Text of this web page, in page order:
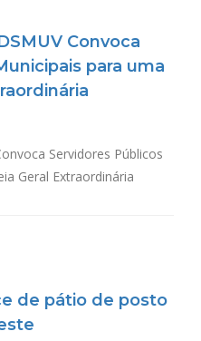
Convoca
para uma
Servidores Públicos
Geral Extraordinária
de pátio de posto